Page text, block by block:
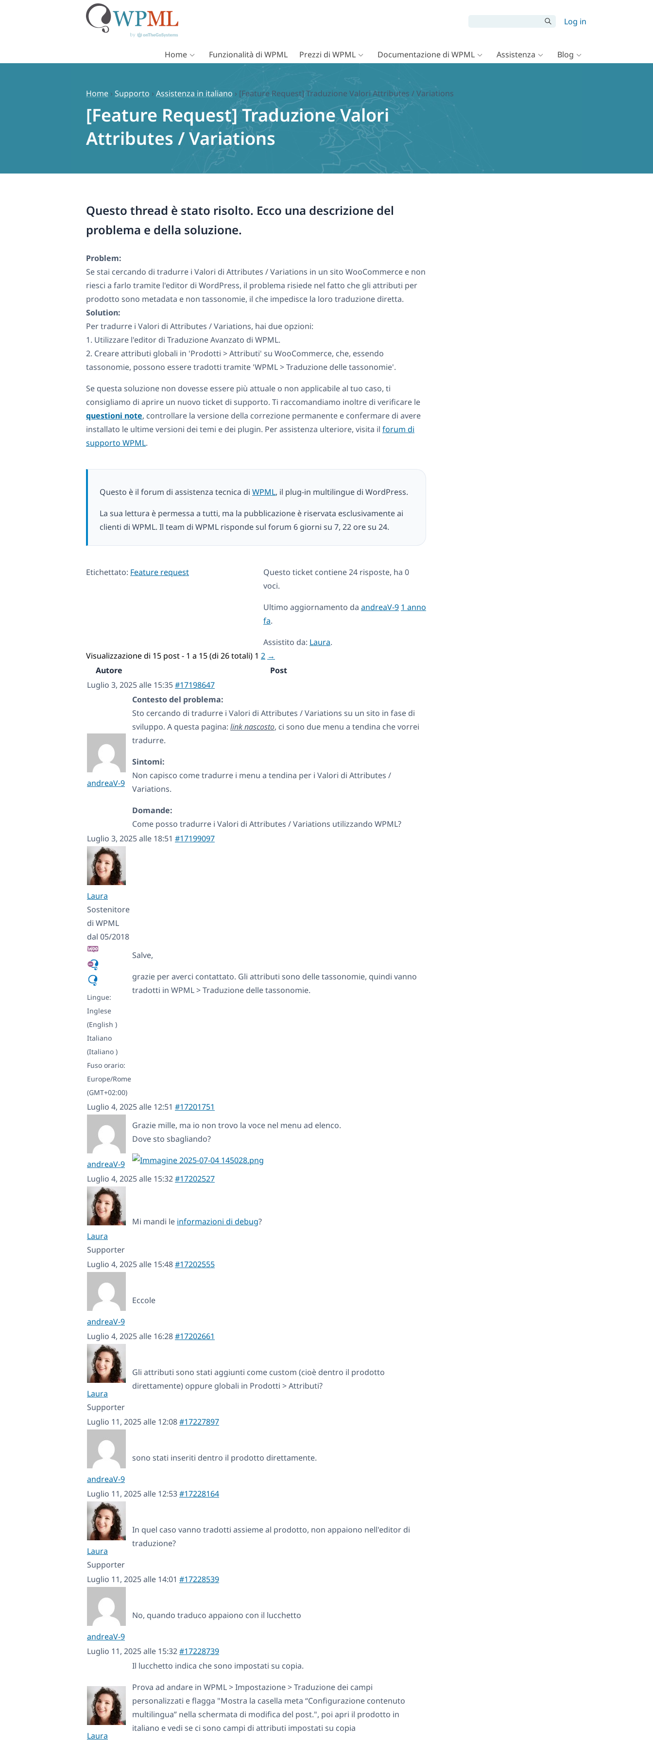
Log in
Home Funzionalità di WPML Prezzi di WPML Documentazione di WPML Assistenza Blog
Home › Supporto › Assistenza in italiano › [Feature Request] Traduzione Valori Attributes / Variations
[Feature Request] Traduzione Valori
Attributes / Variations
Questo thread è stato risolto. Ecco una descrizione del
problema e della soluzione.
Problem:
Se stai cercando di tradurre i Valori di Attributes / Variations in un sito WooCommerce e non
riesci a farlo tramite l'editor di WordPress, il problema risiede nel fatto che gli attributi per
prodotto sono metadata e non tassonomie, il che impedisce la loro traduzione diretta.
Solution:
Per tradurre i Valori di Attributes / Variations, hai due opzioni:
1. Utilizzare l'editor di Traduzione Avanzato di WPML.
2. Creare attributi globali in 'Prodotti > Attributi' su WooCommerce, che, essendo
tassonomie, possono essere tradotti tramite 'WPML > Traduzione delle tassonomie'.
Se questa soluzione non dovesse essere più attuale o non applicabile al tuo caso, ti
consigliamo di aprire un nuovo ticket di supporto. Ti raccomandiamo inoltre di verificare le
questioni note, controllare la versione della correzione permanente e confermare di avere
installato le ultime versioni dei temi e dei plugin. Per assistenza ulteriore, visita il forum di
supporto WPML.
Questo è il forum di assistenza tecnica di WPML, il plug-in multilingue di WordPress.
La sua lettura è permessa a tutti, ma la pubblicazione è riservata esclusivamente ai
clienti di WPML. Il team di WPML risponde sul forum 6 giorni su 7, 22 ore su 24.
Etichettato: Feature request
Questo ticket contiene 24 risposte, ha 0
voci.
Ultimo aggiornamento da andreaV-9 1 anno
fa.
Assistito da: Laura.
Visualizzazione di 15 post - 1 a 15 (di 26 totali) 1 2 →
Autore
Post
Luglio 3, 2025 alle 15:35#17198647
andreaV-9
Contesto del problema:
Sto cercando di tradurre i Valori di Attributes / Variations su un sito in fase di
sviluppo. A questa pagina: link nascosto, ci sono due menu a tendina che vorrei
tradurre.
Sintomi:
Non capisco come tradurre i menu a tendina per i Valori di Attributes /
Variations.
Domande:
Come posso tradurre i Valori di Attributes / Variations utilizzando WPML?
Luglio 3, 2025 alle 18:51 #17199097
Laura
Sostenitore
di WPML
dal 05/2018
Lingue:
Inglese
(English )
Italiano
(Italiano )
Fuso orario:
Europe/Rome
(GMT+02:00)
Salve,
grazie per averci contattato. Gli attributi sono delle tassonomie, quindi vanno
tradotti in WPML > Traduzione delle tassonomie.
Luglio 4, 2025 alle 12:51 #17201751
andreaV-9
Grazie mille, ma io non trovo la voce nel menu ad elenco.
Dove sto sbagliando?
Luglio 4, 2025 alle 15:32#17202527
Laura
Supporter
Mi mandi le informazioni di debug?
Luglio 4, 2025 alle 15:48#17202555
andreaV-9
Eccole
Luglio 4, 2025 alle 16:28#17202661
Laura
Supporter
Gli attributi sono stati aggiunti come custom (cioè dentro il prodotto
direttamente) oppure globali in Prodotti > Attributi?
Luglio 11, 2025 alle 12:08#17227897
andreaV-9
sono stati inseriti dentro il prodotto direttamente.
Luglio 11, 2025 alle 12:53#17228164
Laura
Supporter
In quel caso vanno tradotti assieme al prodotto, non appaiono nell'editor di
traduzione?
Luglio 11, 2025 alle 14:01 #17228539
andreaV-9
No, quando traduco appaiono con il lucchetto
Luglio 11, 2025 alle 15:32#17228739
Laura
Il lucchetto indica che sono impostati su copia.
Prova ad andare in WPML > Impostazione > Traduzione dei campi
personalizzati e flagga "Mostra la casella meta “Configurazione contenuto
multilingua” nella schermata di modifica del post.", poi apri il prodotto in
italiano e vedi se ci sono campi di attributi impostati su copia